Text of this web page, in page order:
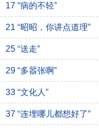
17 “病的不轻”
21 “昭昭，你讲点道理”
25 “送走”
29 “多嚣张啊”
33 “文化人”
37 “连埋哪儿都想好了”